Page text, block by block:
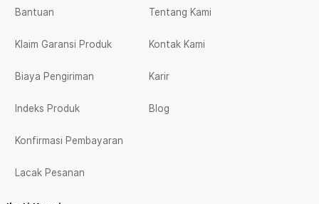
Bantuan
Klaim Garansi Produk
Biaya Pengiriman
Indeks Produk
Konfirmasi Pembayaran
Lacak Pesanan
Tentang Kami
Kontak Kami
Karir
Blog